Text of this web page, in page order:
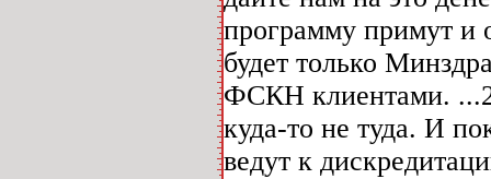
программу примут и
будет только
ФСКН клиентами.
куда-то не туда. И
ведут к